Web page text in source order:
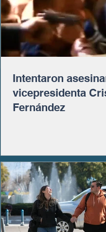
Intentaron
vicepresidenta
Fernández